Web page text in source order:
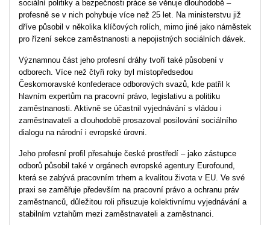
sociální politiky a bezpečnosti práce se věnuje dlouhodobě –
profesně se v nich pohybuje více než 25 let. Na ministerstvu již
dříve působil v několika klíčových rolích, mimo jiné jako náměstek
pro řízení sekce zaměstnanosti a nepojistných sociálních dávek.
Významnou část jeho profesní dráhy tvoří také působení v
odborech. Více než čtyři roky byl místopředsedou
Českomoravské konfederace odborových svazů, kde patřil k
hlavním expertům na pracovní právo, legislativu a politiku
zaměstnanosti. Aktivně se účastnil vyjednávání s vládou i
zaměstnavateli a dlouhodobě prosazoval posilování sociálního
dialogu na národní i evropské úrovni.
Jeho profesní profil přesahuje české prostředí – jako zástupce
odborů působil také v orgánech evropské agentury Eurofound,
která se zabývá pracovním trhem a kvalitou života v EU. Ve své
praxi se zaměřuje především na pracovní právo a ochranu práv
zaměstnanců, důležitou roli přisuzuje kolektivnímu vyjednávání a
stabilním vztahům mezi zaměstnavateli a zaměstnanci.